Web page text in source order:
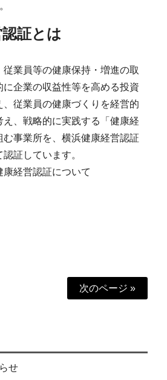
証とは
従業員等の健康保持・増進の取
に企業の収益性等を高める投資
、従業員の健康づくりを経営的
え、戦略的に実践する「健康経
む事業所を、横浜健康経営認証
証しています。
康経営認証について
次のページ »
せ